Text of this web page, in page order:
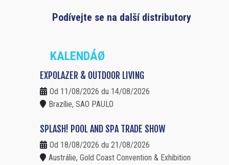
Podívejte se na další distributory
KALENDÁØ
EXPOLAZER & OUTDOOR LIVING
Od 11/08/2026 du 14/08/2026
Brazílie, SAO PAULO
SPLASH! POOL AND SPA TRADE SHOW
Od 18/08/2026 du 21/08/2026
Austrálie, Gold Coast Convention & Exhibition